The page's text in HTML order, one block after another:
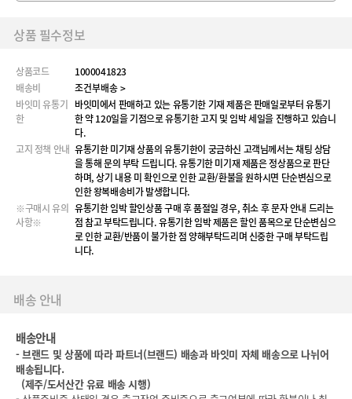
상품 필수정보
상품코드
1000041823
배송비
조건부배송 >
바잇미 유통기
한
바잇미에서 판매하고 있는 유통기한 기재 제품은 판매일로부터 유통기
한 약 120일을 기점으로 유통기한 고지 및 임박 세일을 진행하고 있습니
다.
고지 정책 안내 유통기한 미기재 상품의 유통기한이 궁금하신 고객님께서는 채팅 상담
을 통해 문의 부탁 드립니다. 유통기한 미기재 제품은 정상품으로 판단
하며, 상기 내용 미 확인으로 인한 교환/환불을 원하시면 단순변심으로
인한 왕복배송비가 발생합니다.
※구매시 유의
사항※
유통기한 임박 할인상품 구매 후 품절일 경우, 취소 후 문자 안내 드리는
점 참고 부탁드립니다. 유통기한 임박 제품은 할인 품목으로 단순변심으
로 인한 교환/반품이 불가한 점 양해부탁드리며 신중한 구매 부탁드립
니다.
배송 안내
배송안내
-브랜드 및 상품에 따라 파트너(브랜드) 배송과 바잇미 자체 배송으로 나뉘어
배송됩니다.
(제주/도서산간 유료 배송 시행)